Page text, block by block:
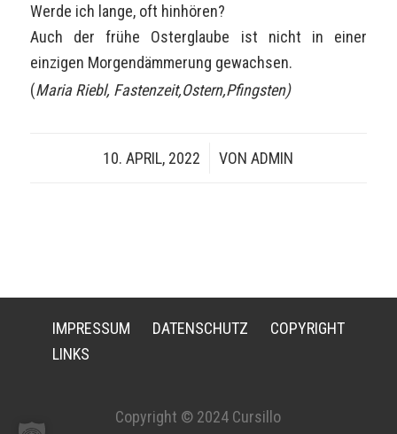
Werde ich lange, oft hinhören?
Auch der frühe Osterglaube ist nicht in einer
einzigen Morgendämmerung gewachsen.
(Maria Riebl, Fastenzeit,Ostern,Pfingsten)
10. APRIL, 2022
/ VONADMIN
IMPRESSUM DATENSCHUTZ
COPYRIGHT
LINKS
Copyright © 2024 Cursillo